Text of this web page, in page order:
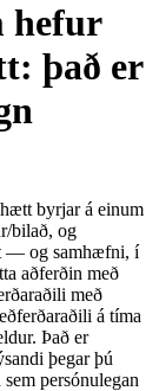
hefur
það er
byrjar á einum
bilað, og
— og samhæfni, í
aðferðin með
með
á tíma
Það er
þegar þú
persónulegan